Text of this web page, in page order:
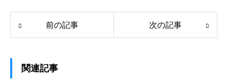
前の記事 次の記事
関連記事